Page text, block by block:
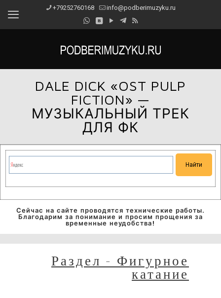
+79252760168 info@podberimuzyku.ru
DALE DICK «OST PULP
FICTION» —
МУЗЫКАЛЬНЫЙ ТРЕК
ДЛЯ ФК
Сейчас на сайте проводятся технические работы.
Благодарим за понимание и просим прощения за
временные неудобства!
Раздел - Фигурное
катание